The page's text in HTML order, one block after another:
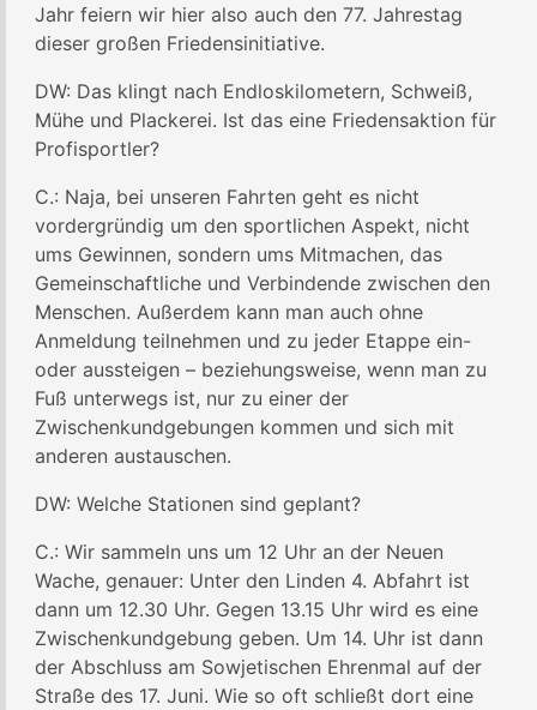
Jahr feiern wir hier also auch den 77. Jahrestag
dieser großen Friedensinitiative.
DW: Das klingt nach Endloskilometern, Schweiß,
Mühe und Plackerei. Ist das eine Friedensaktion für
Profisportler?
C.: Naja, bei unseren Fahrten geht es nicht
vordergründig um den sportlichen Aspekt, nicht
ums Gewinnen, sondern ums Mitmachen, das
Gemeinschaftliche und Verbindende zwischen den
Menschen. Außerdem kann man auch ohne
Anmeldung teilnehmen und zu jeder Etappe ein-
oder aussteigen – beziehungsweise, wenn man zu
Fuß unterwegs ist, nur zu einer der
Zwischenkundgebungen kommen und sich mit
anderen austauschen.
DW: Welche Stationen sind geplant?
C.: Wir sammeln uns um 12 Uhr an der Neuen
Wache, genauer: Unter den Linden 4. Abfahrt ist
dann um 12.30 Uhr. Gegen 13.15 Uhr wird es eine
Zwischenkundgebung geben. Um 14. Uhr ist dann
der Abschluss am Sowjetischen Ehrenmal auf der
Straße des 17. Juni. Wie so oft schließt dort eine